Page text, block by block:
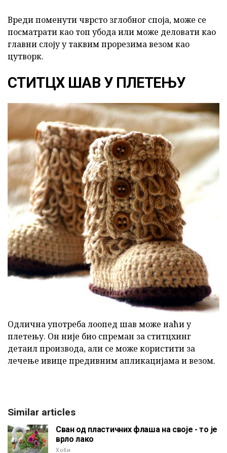
Вреди поменути чврсто зглобног споја, може се
посматрати као топ убода или може деловати као
главни слоју у таквим прорезима везом као
цутворк.
СТИТЦХ ШАВ У ПЛЕТЕЊУ
Одлична употреба лоопед шав може наћи у
плетењу. Он није био спреман за ститцхинг
детаил производа, али се може користити за
лечење ивице предивним апликацијама и везом.
Similar articles
Сван од пластичних флаша на своје - то је
врло лако
Хоби